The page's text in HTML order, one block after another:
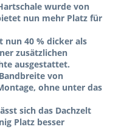
wurde von
nun mehr Platz für
nun 40 % dicker als
zusätzlichen
ausgestattet.
von
ohne unter das
sich das Dachzelt
Platz besser